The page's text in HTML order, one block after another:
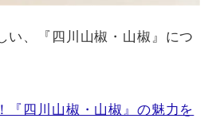
い、『四川山椒・山椒』につ
『四川山椒・山椒』の魅力を